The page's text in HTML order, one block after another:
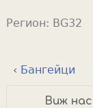
Регион: BG32
‹ Бангейци
Виж